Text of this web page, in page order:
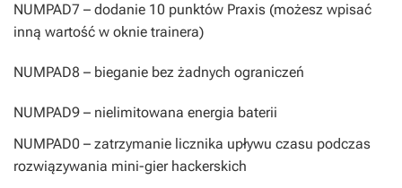
NUMPAD7 – dodanie 10 punktów Praxis (możesz wpisać
inną wartość w oknie trainera)
NUMPAD8 – bieganie bez żadnych ograniczeń
NUMPAD9 – nielimitowana energia baterii
NUMPAD0 – zatrzymanie licznika upływu czasu podczas
rozwiązywania mini-gier hackerskich